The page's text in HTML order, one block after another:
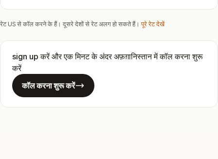
रेट US से कॉल करने के हैं। दूसरे देशों से रेट अलग हो सकते हैं।पूरे रेट देखें
sign up करें और एक मिनट के अंदर अफ़ग़ानिस्तान में कॉल करना शुरू
करें
कॉल करना शुरू करें